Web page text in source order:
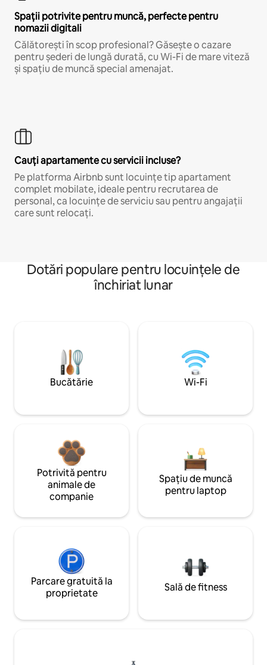
Spații potrivite pentru muncă, perfecte pentru
nomazii digitali
Călătorești în scop profesional? Găsește o cazare
pentru șederi de lungă durată, cu Wi-Fi de mare viteză
și spațiu de muncă special amenajat.
Cauți apartamente cu servicii incluse?
Pe platforma Airbnb sunt locuințe tip apartament
complet mobilate, ideale pentru recrutarea de
personal, ca locuințe de serviciu sau pentru angajații
care sunt relocați.
Dotări populare pentru locuințele de
închiriat lunar
Bucătărie Wi-Fi
Potrivită pentru
animale de
companie
Spațiu de muncă
pentru laptop
Parcare gratuită la
proprietate
Sală de fitness